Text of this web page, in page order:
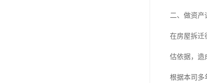
二、做资产
在房屋拆迁
估依据，造
根据本司多